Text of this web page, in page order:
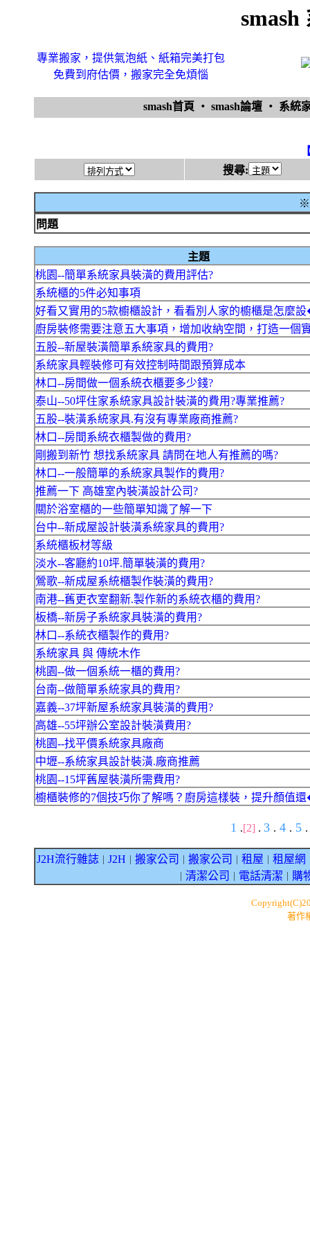
smash
專業搬家，提供氣泡紙、紙箱完美打包
免費到府估價，搬家完全免煩惱
smash首頁 ‧ smash論壇 ‧ 系統
搜尋:
※
問題
主題
桃園--簡單系統家具裝潢的費用評估?
系統櫃的5件必知事項
好看又實用的5款櫥櫃設計，看看別人家的櫥櫃是怎麼
廚房裝修需要注意五大事項，增加收納空間，打造一個
五股--新屋裝潢簡單系統家具的費用?
系統家具輕裝修可有效控制時間跟預算成本
林口--房間做一個系統衣櫃要多少錢?
泰山--50坪住家系統家具設計裝潢的費用?專業推薦?
五股--裝潢系統家具.有沒有專業廠商推薦?
林口--房間系統衣櫃製做的費用?
剛搬到新竹 想找系統家具 請問在地人有推薦的嗎?
林口--一般簡單的系統家具製作的費用?
推薦一下 高雄室內裝潢設計公司?
關於浴室櫃的一些簡單知識了解一下
台中--新成屋設計裝潢系統家具的費用?
系統櫃板材等級
淡水--客廳約10坪.簡單裝潢的費用?
鶯歌--新成屋系統櫃製作裝潢的費用?
南港--舊更衣室翻新.製作新的系統衣櫃的費用?
板橋--新房子系統家具裝潢的費用?
林口--系統衣櫃製作的費用?
系統家具 與 傳統木作
桃園--做一個系統一櫃的費用?
台南--做簡單系統家具的費用?
嘉義--37坪新屋系統家具裝潢的費用?
高雄--55坪辦公室設計裝潢費用?
桃園--找平價系統家具廠商
中壢--系統家具設計裝潢.廠商推薦
桃園--15坪舊屋裝潢所需費用?
櫥櫃裝修的7個技巧你了解嗎？廚房這樣裝，提升顏值
1 .[2] . 3 . 4 . 5 .
J2H流行雜誌 J2H 搬家公司 搬家公司 租屋 租屋網
清潔公司 電話清潔 購
著作